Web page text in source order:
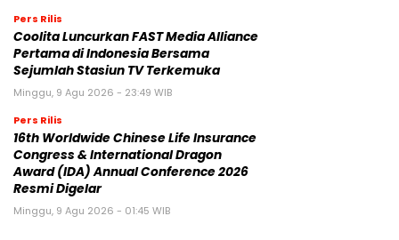
Pers Rilis
Coolita Luncurkan FAST Media Alliance
Pertama di Indonesia Bersama
Sejumlah Stasiun TV Terkemuka
Minggu, 9 Agu 2026 - 23:49 WIB
Pers Rilis
16th Worldwide Chinese Life Insurance
Congress & International Dragon
Award (IDA) Annual Conference 2026
Resmi Digelar
Minggu, 9 Agu 2026 - 01:45 WIB